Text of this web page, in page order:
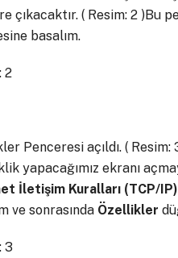
çıkacaktır. ( Resim: 2 )Bu
basalım.
2
Penceresi açıldı. (
yapacağımız ekranı
İletişim Kuralları (TCP/IP)
ve sonrasında Özellikler
3